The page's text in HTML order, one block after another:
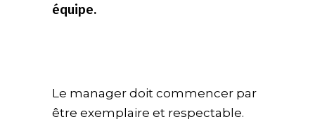
équipe.
Le manager doit commencer par
être exemplaire et respectable.